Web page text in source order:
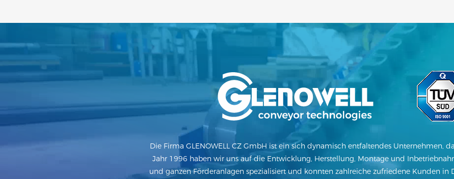
Die Firma GLENOWELL CZ GmbH ist ein sich dynamisch entfaltendes Unternehmen,
Jahr 1996 haben wir uns auf die Entwicklung, Herstellung, Montage und
und ganzen Förderanlagen spezialisiert und konnten zahlreiche zufriedene Kunden in